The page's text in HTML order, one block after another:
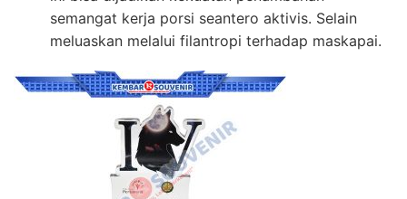
semangat kerja porsi seantero aktivis. Selain
meluaskan melalui filantropi terhadap maskapai.